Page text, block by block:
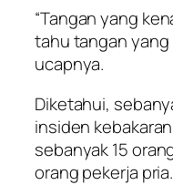
“Tangan yang
tahu tangan yang
ucapnya.
Diketahui,
insiden
sebanyak 15
orang pekerja pria.